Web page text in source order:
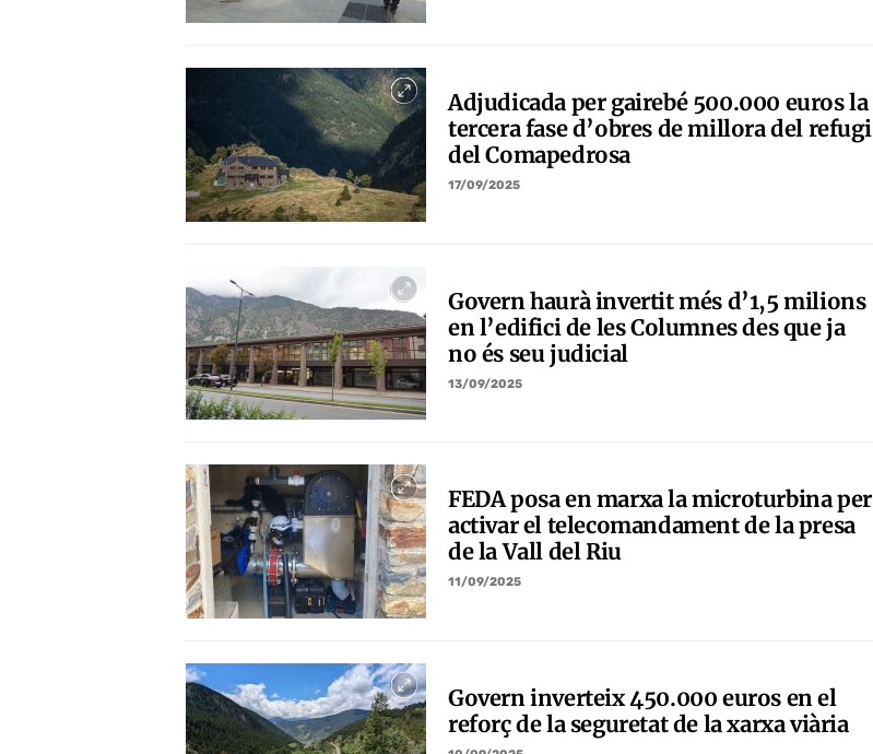
Adjudicada per gairebé 500.000 euros la
tercera fase d’obres de millora del refugi
del Comapedrosa
17/09/2025
Govern haurà invertit més d’1,5 milions
en l’edifici de les Columnes des que ja
no és seu judicial
13/09/2025
FEDA posa en marxa la microturbina per
activar el telecomandament de la presa
de la Vall del Riu
11/09/2025
Govern inverteix 450.000 euros en el
reforç de la seguretat de la xarxa viària